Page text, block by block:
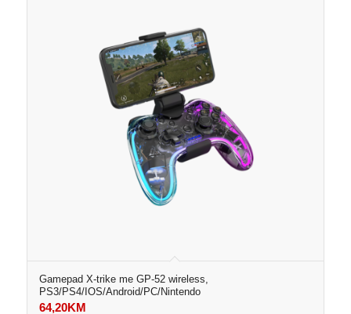
Gamepad X-trike me GP-52 wireless,
PS3/PS4/IOS/Android/PC/Nintendo
64,20KM